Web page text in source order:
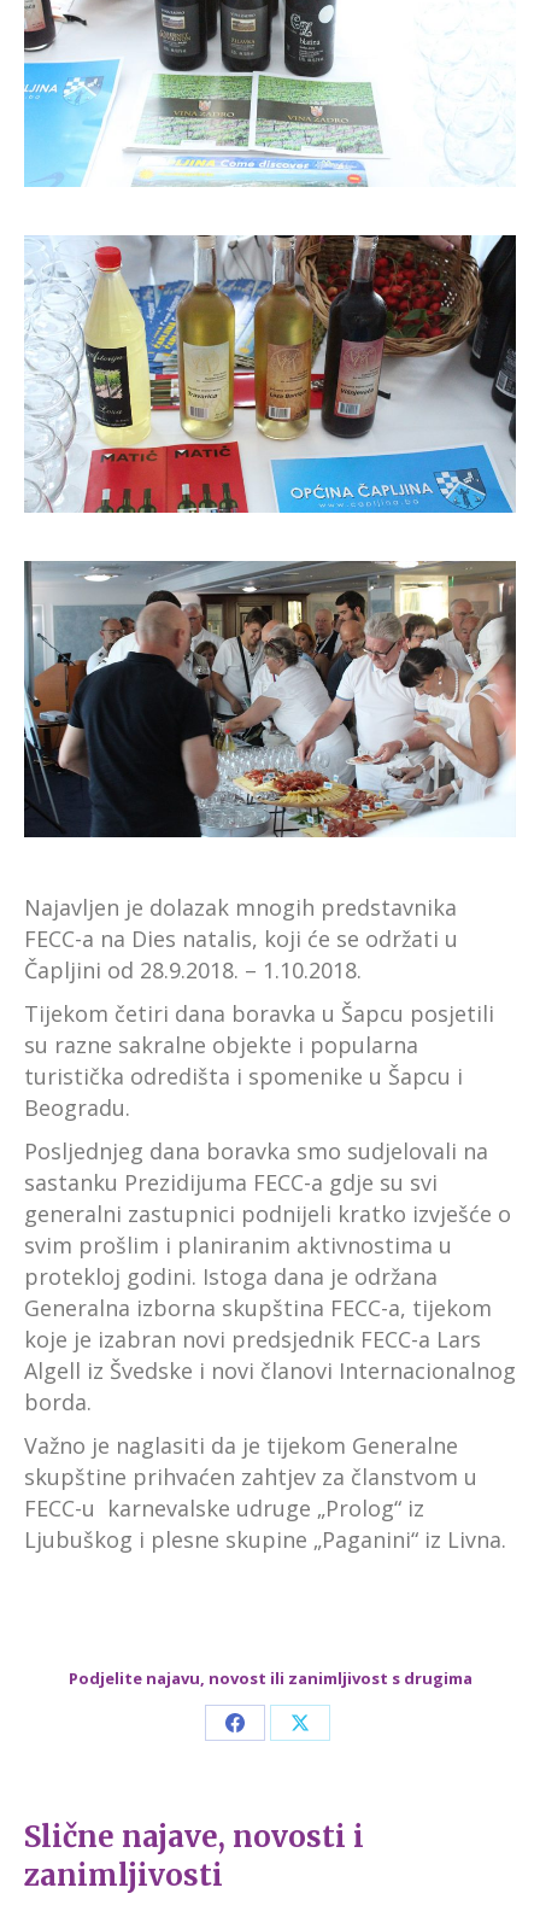
Najavljen je dolazak mnogih predstavnika
FECC-a na Dies natalis, koji će se održati u
Čapljini od 28.9.2018. – 1.10.2018.
Tijekom četiri dana boravka u Šapcu posjetili
su razne sakralne objekte i popularna
turistička odredišta i spomenike u Šapcu i
Beogradu.
Posljednjeg dana boravka smo sudjelovali na
sastanku Prezidijuma FECC-a gdje su svi
generalni zastupnici podnijeli kratko izvješće o
svim prošlim i planiranim aktivnostima u
protekloj godini. Istoga dana je održana
Generalna izborna skupština FECC-a, tijekom
koje je izabran novi predsjednik FECC-a Lars
Algell iz Švedske i novi članovi Internacionalnog
borda.
Važno je naglasiti da je tijekom Generalne
skupštine prihvaćen zahtjev za članstvom u
FECC-u karnevalske udruge „Prolog“ iz
Ljubuškog i plesne skupine „Paganini“ iz Livna.
Podjelite najavu, novost ili zanimljivost s drugima
Share Share
Slične najave, novosti i
zanimljivosti